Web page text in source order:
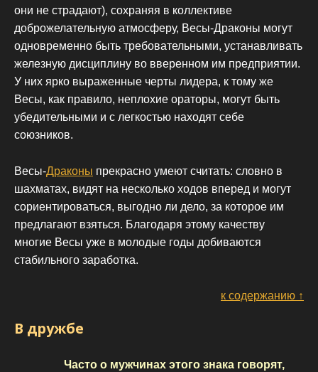
они не страдают), сохраняя в коллективе
доброжелательную атмосферу, Весы-Драконы могут
одновременно быть требовательными, устанавливать
железную дисциплину во вверенном им предприятии.
У них ярко выраженные черты лидера, к тому же
Весы, как правило, неплохие ораторы, могут быть
убедительными и с легкостью находят себе
союзников.
Весы-Драконы прекрасно умеют считать: словно в
шахматах, видят на несколько ходов вперед и могут
сориентироваться, выгодно ли дело, за которое им
предлагают взяться. Благодаря этому качеству
многие Весы уже в молодые годы добиваются
стабильного заработка.
к содержанию ↑
В дружбе
Часто о мужчинах этого знака говорят,